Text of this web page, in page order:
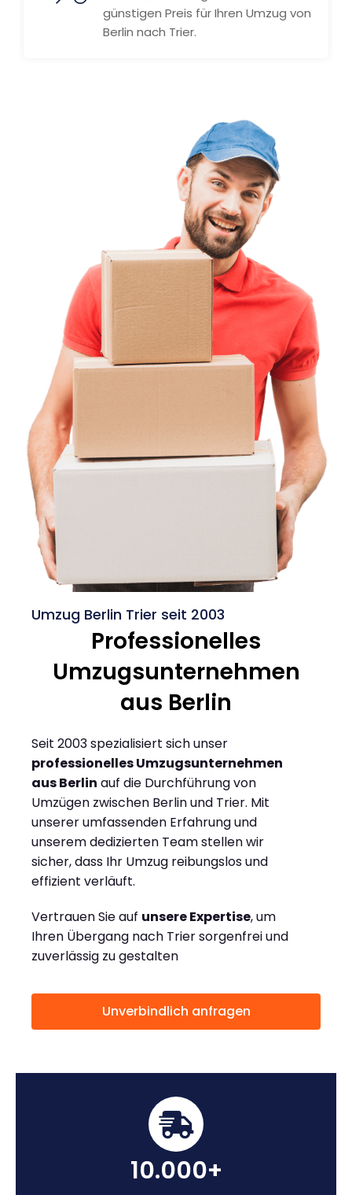
günstigen Preis für Ihren Umzug von
Berlin nach Trier.
Umzug Berlin Trier seit 2003
Professionelles
Umzugsunternehmen
aus Berlin
Seit 2003 spezialisiert sich unser
professionelles Umzugsunternehmen
aus Berlin auf die Durchführung von
Umzügen zwischen Berlin und Trier. Mit
unserer umfassenden Erfahrung und
unserem dedizierten Team stellen wir
sicher, dass Ihr Umzug reibungslos und
effizient verläuft.
Vertrauen Sie auf unsere Expertise, um
Ihren Übergang nach Trier sorgenfrei und
zuverlässig zu gestalten
Unverbindlich anfragen
10.000+